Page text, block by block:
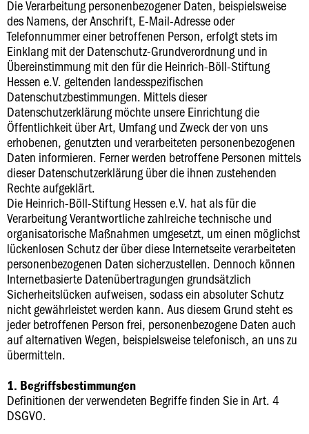
Die Verarbeitung personenbezogener Daten, beispielsweise
des Namens, der Anschrift, E-Mail-Adresse oder
Telefonnummer einer betroffenen Person, erfolgt stets im
Einklang mit der Datenschutz-Grundverordnung und in
Übereinstimmung mit den für die Heinrich-Böll-Stiftung
Hessen e.V. geltenden landesspezifischen
Datenschutzbestimmungen. Mittels dieser
Datenschutzerklärung möchte unsere Einrichtung die
Öffentlichkeit über Art, Umfang und Zweck der von uns
erhobenen, genutzten und verarbeiteten personenbezogenen
Daten informieren. Ferner werden betroffene Personen mittels
dieser Datenschutzerklärung über die ihnen zustehenden
Rechte aufgeklärt.
Die Heinrich-Böll-Stiftung Hessen e.V. hat als für die
Verarbeitung Verantwortliche zahlreiche technische und
organisatorische Maßnahmen umgesetzt, um einen möglichst
lückenlosen Schutz der über diese Internetseite verarbeiteten
personenbezogenen Daten sicherzustellen. Dennoch können
Internetbasierte Datenübertragungen grundsätzlich
Sicherheitslücken aufweisen, sodass ein absoluter Schutz
nicht gewährleistet werden kann. Aus diesem Grund steht es
jeder betroffenen Person frei, personenbezogene Daten auch
auf alternativen Wegen, beispielsweise telefonisch, an uns zu
übermitteln.
1. Begriffsbestimmungen
Definitionen der verwendeten Begriffe finden Sie in Art. 4
DSGVO.